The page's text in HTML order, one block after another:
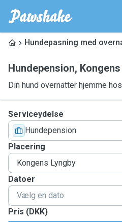
Hundepasning med
Hundepension,
Din hund overnatter hjemme
Serviceydelse
Hundepension
Placering
Datoer
Pris (DKK)